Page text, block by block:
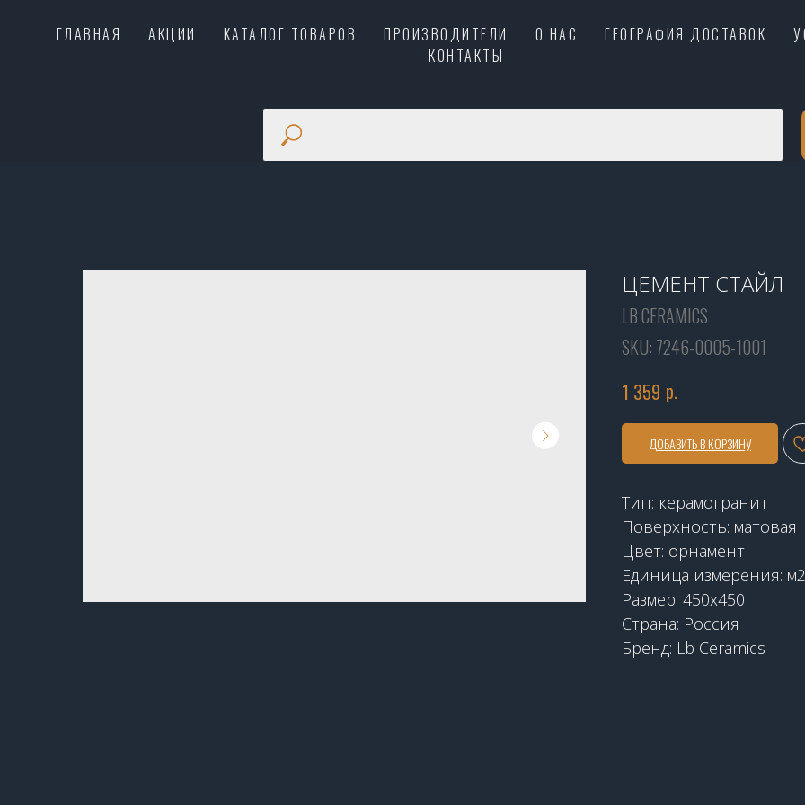
ГЛАВНАЯ АКЦИИ КАТАЛОГ ТОВАРОВ ПРОИЗВОДИТЕЛИ О НАС ГЕОГРАФИЯ ДОСТАВОК
КОНТАКТЫ
ЦЕМЕНТ СТАЙЛ
LB CERAMICS
SKU: 7246-0005-1001
1 359 р.
ДОБАВИТЬ В КОРЗИНУ
Тип: керамогранит
Поверхность: матовая
Цвет: орнамент
Единица измерения: м2
Размер: 450х450
Страна: Россия
Бренд: Lb Ceramics